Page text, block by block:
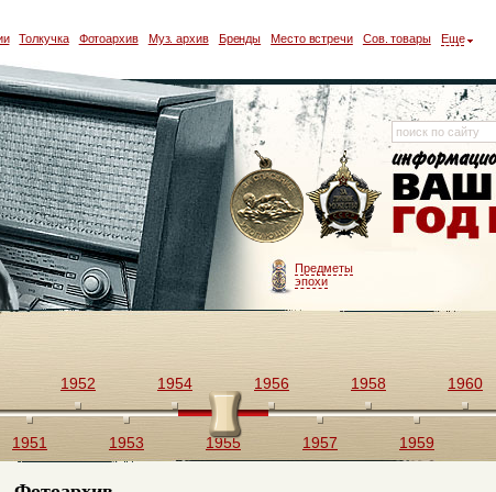
Толкучка Фотоархив Муз. архив Бренды Место встречи Сов. товары Еще
Предметы
эпохи
1951
1952
1953
1954
1955
1956
1957
1958
1959
1960